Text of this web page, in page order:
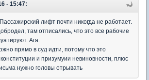
- 15:47:
лифт почти никогда не работает.
там отписались, что это все рабочие
Ага.
прямо в суд идти, потому что это
и призумуии невиновности, плюс
нужно головы отрывать